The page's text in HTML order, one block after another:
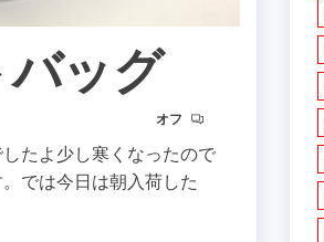
ッグ
オフ
たよ少し寒くなったので
では今日は朝入荷した